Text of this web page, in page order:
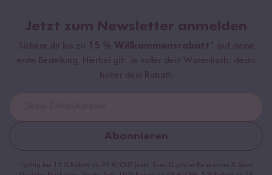
Jetzt zum Newsletter anmelden
Sichere dir bis zu 15 % Willkommensrabatt* auf deine
erste Bestellung. Hierbei gilt: Je voller dein Warenkorb, desto
höher dein Rabatt.
Abonnieren
*gültig bei 15 % Rabatt ab 99 €/CHF (exkl. Sumi Digitaler Reiskocher & Sumi